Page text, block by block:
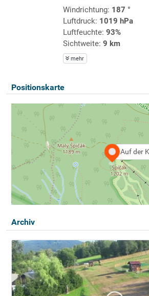
Windrichtung: 187 °
Luftdruck: 1019 hPa
Luftfeuchte: 93%
Sichtweite: 9 km
mehr
Positionskarte
Auf der
Archiv